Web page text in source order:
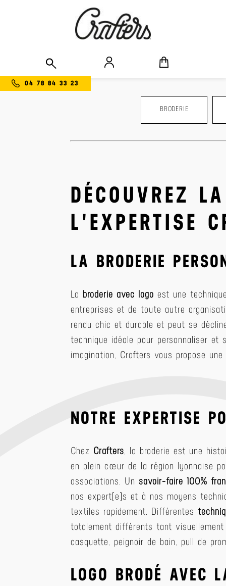
04 78 84 33 23
technique de marquage - la broderie
BRODERIE
DÉCOUVREZ
L'EXPERTISE
LA BRODERIE
La broderie avec logo est une
entreprises et de toute autre
rendu chic et durable et peut se
technique idéale pour personnaliser
imagination, Crafters vous propose
NOTRE EXPERTISE
Chez Crafters, la broderie est une
en plein cœur de la région lyonnaise
associations. Un savoir-faire 100%
nos expert(e)s et à nos moyens
textiles rapidement. Différentes
totalement différents tant
casquette, peignoir de bain, pull de
LOGO BRODÉ AVEC